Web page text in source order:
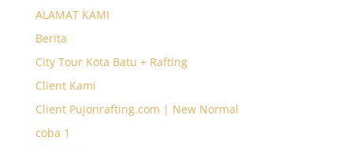
ALAMAT KAMI
Berita
City Tour Kota Batu + Rafting
Client Kami
Client Pujonrafting.com | New Normal
coba 1